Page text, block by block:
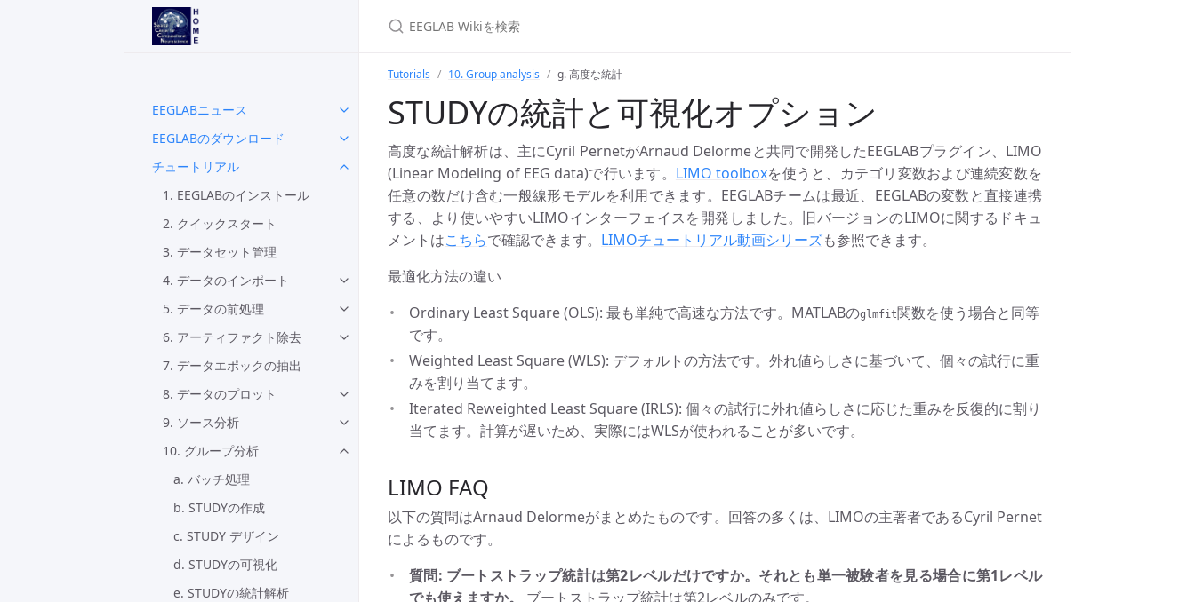
EEGLABニュース
EEGLABのダウンロード
チュートリアル
1. EEGLABのインストール
2. クイックスタート
3. データセット管理
4. データのインポート
5. データの前処理
6. アーティファクト除去
7. データエポックの抽出
8. データのプロット
9. ソース分析
10. グループ分析
a. バッチ処理
b. STUDYの作成
c. STUDY デザイン
d. STUDYの可視化
e. STUDYの統計解析
Tutorials 10. Group analysis g. 高度な統計
STUDYの統計と可視化オプション
高度な統計解析は、主にCyril PernetがArnaud Delormeと共同で開発したEEGLABプラグイン、LIMO
(Linear Modeling of EEG data)で行います。 LIMO toolboxを使うと、カテゴリ変数および連続変数を
任意の数だけ含む一般線形モデルを利用できます。EEGLABチームは最近、EEGLABの変数と直接連携
する、より使いやすいLIMOインターフェイスを開発しました。旧バージョンのLIMOに関するドキュ
メントはこちらで確認できます。 LIMOチュートリアル動画シリーズも参照できます。
最適化方法の違い
Ordinary Least Square (OLS): 最も単純で高速な方法です。MATLABのglmfit関数を使う場合と同等
です。
Weighted Least Square (WLS): デフォルトの方法です。外れ値らしさに基づいて、個々の試行に重
みを割り当てます。
Iterated Reweighted Least Square (IRLS): 個々の試行に外れ値らしさに応じた重みを反復的に割り
当てます。計算が遅いため、実際にはWLSが使われることが多いです。
LIMO FAQ
以下の質問はArnaud Delormeがまとめたものです。回答の多くは、LIMOの主著者であるCyril Pernet
によるものです。
質問: ブートストラップ統計は第2レベルだけですか。それとも単一被験者を見る場合に第1レベル
でも使えますか。
ブートストラップ統計は第2レベルのみです。